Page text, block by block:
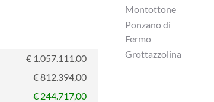
€ 1.057.111,00
€ 812.394,00
€ 244.717,00
Montottone
Ponzano di
Fermo
Grottazzolina